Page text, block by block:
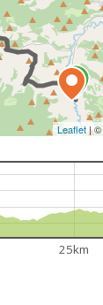
Leaflet|©
25km